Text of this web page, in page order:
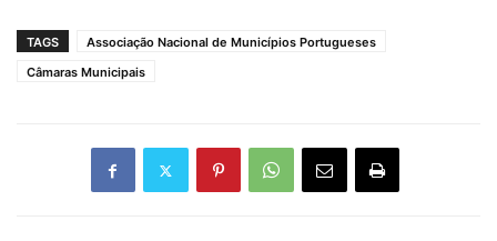
TAGS
Associação Nacional de Municípios Portugueses
Câmaras Municipais